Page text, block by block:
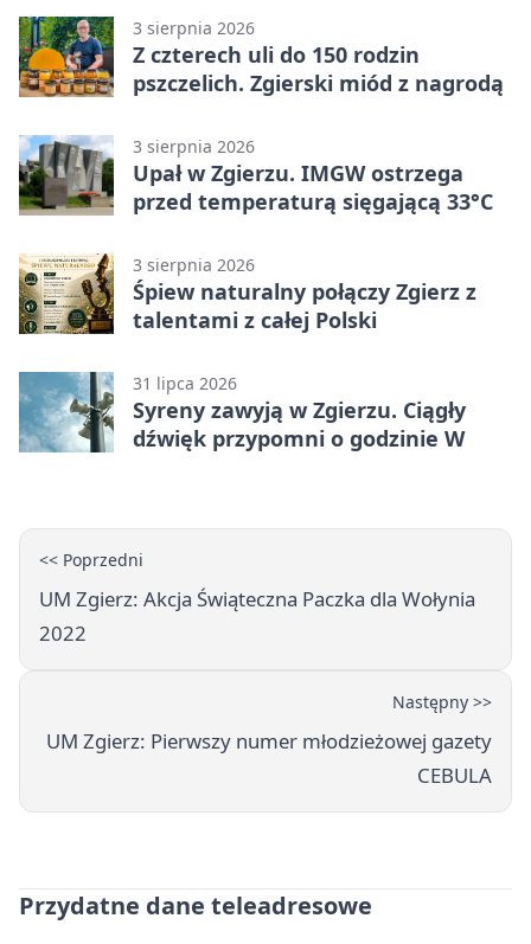
3 sierpnia 2026
Z czterech uli do 150 rodzin
pszczelich. Zgierski miód z nagrodą
3 sierpnia 2026
Upał w Zgierzu. IMGW ostrzega
przed temperaturą sięgającą 33°C
3 sierpnia 2026
Śpiew naturalny połączy Zgierz z
talentami z całej Polski
31 lipca 2026
Syreny zawyją w Zgierzu. Ciągły
dźwięk przypomni o godzinie W
<< Poprzedni
UM Zgierz: Akcja Świąteczna Paczka dla Wołynia
2022
Następny >>
UM Zgierz: Pierwszy numer młodzieżowej gazety
CEBULA
Przydatne dane teleadresowe